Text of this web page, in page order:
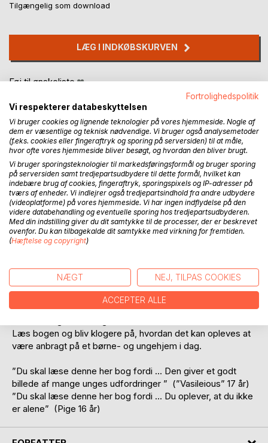
Tilgængelig som download
LÆG I INDKØBSKURVEN
Føj til ønskeliste
BESKRIVELSE
”Hvordan holder I ud at bo her?” spørger Simone de andre
unge på boafdelingen, fordi verden føles uudholdelig at
være i.
Simone er på overfladen en stærk pige;
konkurrencesvømmer og dygtig i skolen. Det hele ser godt
ud, men Simone er vokset op i skyggen af sin søster.
Simone skal flytte på Godhavn Børne- og Ungehjem, hvor
Læs bogen og bliv klogere på, hvordan det kan opleves at
være anbragt på et børne- og ungehjem i dag.
”Du skal læse denne her bog fordi … Den giver et godt
billede af mange unges udfordringer ” (”Vasileious” 17 år)
”Du skal læse denne her bog fordi … Du oplever, at du ikke
er alene” (Pige 16 år)
Fortrolighedspolitik
Vi respekterer databeskyttelsen
Vi bruger cookies og lignende teknologier på vores hjemmeside. Nogle af
dem er væsentlige og teknisk nødvendige. Vi bruger også analysemetoder
(f.eks. cookies eller fingeraftryk og sporing på serversiden) til at måle,
hvor ofte vores hjemmeside bliver besøgt, og hvordan den bliver brugt.
Vi bruger sporingsteknologier til markedsføringsformål og bruger sporing
på serversiden samt tredjepartsudbydere til dette formål, hvilket kan
indebære brug af cookies, fingeraftryk, sporingspixels og IP-adresser på
tværs af enheder. Vi indlejrer også tredjepartsindhold fra andre udbydere
(videoplatforme) på vores hjemmeside. Vi har ingen indflydelse på den
videre databehandling og eventuelle sporing hos tredjepartsudbyderen.
Med din indstilling giver du dit samtykke til de processer, der er beskrevet
ovenfor. Du kan tilbagekalde dit samtykke med virkning for fremtiden.
(Hæftelse og copyright)
NÆGT NEJ, TILPAS COOKIES
ACCEPTER ALLE